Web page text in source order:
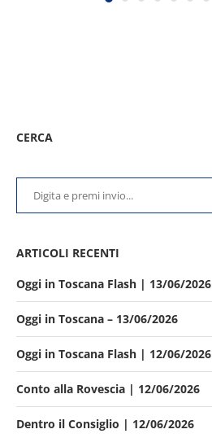
CERCA
ARTICOLI RECENTI
Oggi in Toscana Flash | 13/06/2026
Oggi in Toscana – 13/06/2026
Oggi in Toscana Flash | 12/06/2026
Conto alla Rovescia | 12/06/2026
Dentro il Consiglio | 12/06/2026